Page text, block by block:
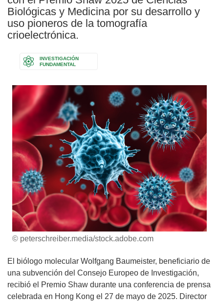
Biológicas y Medicina por su desarrollo y
uso pioneros de la tomografía
crioelectrónica.
INVESTIGACIÓN
FUNDAMENTAL
© peterschreiber.media/stock.adobe.com
El biólogo molecular Wolfgang Baumeister, beneficiario de
una subvención del Consejo Europeo de Investigación,
recibió el Premio Shaw durante una conferencia de prensa
celebrada en Hong Kong el 27 de mayo de 2025. Director